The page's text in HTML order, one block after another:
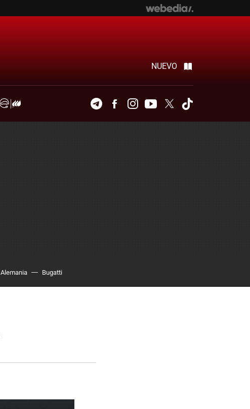
NUEVO
TelegramFacebookInstagramYoutubeTwitter
Alemania Bugatti